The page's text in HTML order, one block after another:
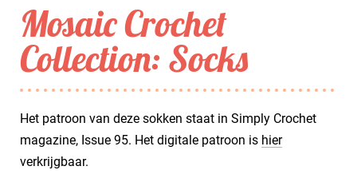
Mosaic Crochet
Collection: Socks
Het patroon van deze sokken staat in Simply Crochet
magazine, Issue 95. Het digitale patroon is hier
verkrijgbaar.